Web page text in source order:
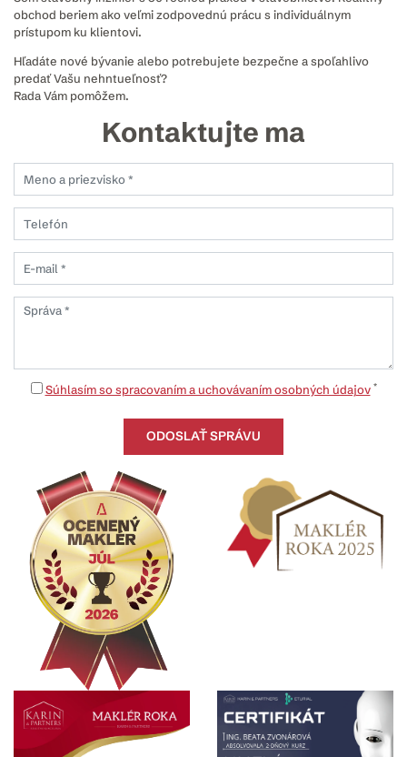
obchod beriem ako veľmi zodpovednú prácu s individuálnym
prístupom ku klientovi.
Hľadáte nové bývanie alebo potrebujete bezpečne a spoľahlivo
predať Vašu nehntueľnosť?
Rada Vám pomôžem.
Kontaktujte ma
Súhlasím so spracovaním a uchovávaním osobných údajov *